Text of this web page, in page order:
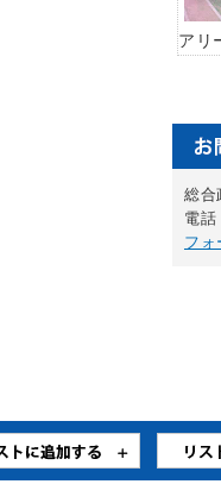
アリ
総合
電話
フォ